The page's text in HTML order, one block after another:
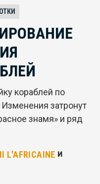
кораблей по
Изменения затронут
знамя» и ряд
L'AFRICAINE и